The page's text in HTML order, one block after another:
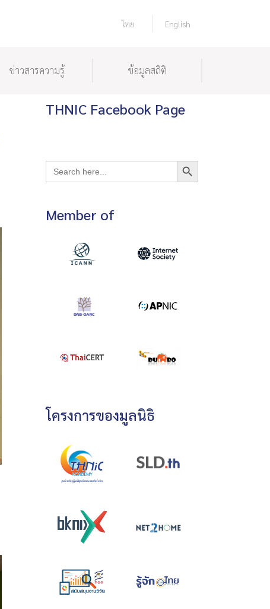
ไทย English
ข่าวสารความรู้ ข้อมูลสถิติ
THNIC Facebook Page
Search
for:
Search Button
Member of
โครงการของมูลนิธิ